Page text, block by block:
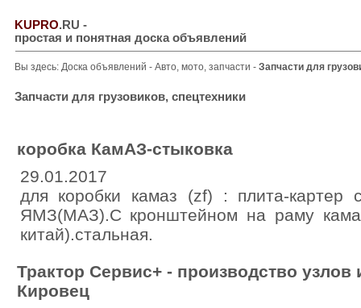
KUPRO.RU -
простая и понятная доска объявлений
Вы здесь: Доска объявлений - Авто, мото, запчасти - Запчасти для
Запчасти для грузовиков, спецтехники
коробка КамАЗ-стыковка
29.01.2017
для коробки камаз (zf) : плита-картер
ЯМЗ(МАЗ).С кронштейном на раму
китай).стальная.
Трактор Сервис+ - производство узлов
Кировец